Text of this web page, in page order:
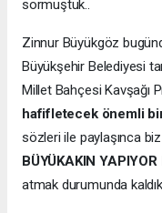
sormuştuk..
Zinnur Büyükgöz
Büyükşehir Belediyesi
Millet Bahçesi Kavşağı
hafifletecek önemli bir
sözleri ile paylaşınca
BÜYÜKAKIN
atmak durumunda